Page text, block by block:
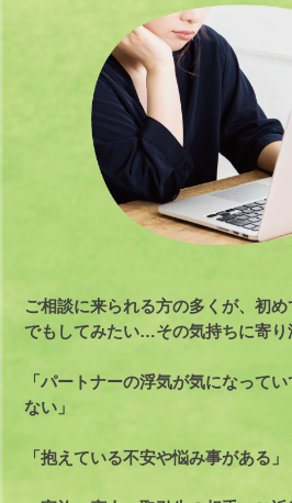
ご相談に来られる方の多くが、初め
でもしてみたい…その気持ちに寄り
「パートナーの浮気が気になって
ない」
「抱えている不安や悩み事がある」